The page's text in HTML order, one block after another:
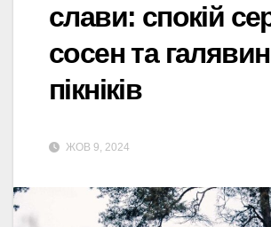
слави: спокій
сосен та
пікніків
ЖОВ 9, 2024